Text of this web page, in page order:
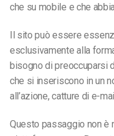
che su mobile e che
Il sito può essere
esclusivamente alla
bisogno di preoccuparsi
che si inseriscono in un
all’azione, catture di e-
Questo passaggio non è